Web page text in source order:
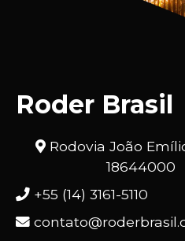
Roder Brasil
Rodovia João
18644000
+55 (14) 3161-5110